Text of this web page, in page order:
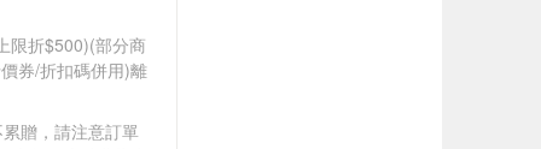
限折$500)(部分商
券/折扣碼併用)離
贈，請注意訂單